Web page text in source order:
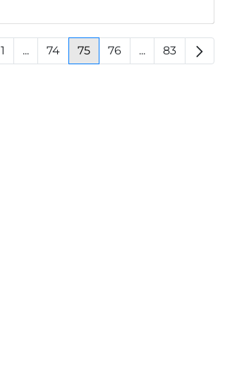
Pagina
1 ...Pagine intermedie
Pagina
74 Pagina
75 Pagina
76 ...PaginePagina
83